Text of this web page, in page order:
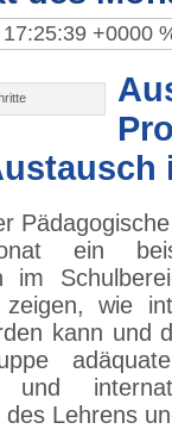
+0000
ein
im
wie
kann und
und
Lehrens